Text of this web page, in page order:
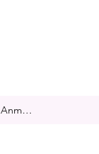
Anmelden